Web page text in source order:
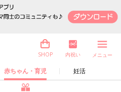
赤ちゃん・育児 妊活
SHOP 内祝い メニュー